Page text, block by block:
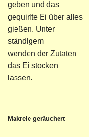
geben und das
gequirlte Ei über alles
gießen. Unter
ständigem
wenden der Zutaten
das Ei stocken
lassen.
Makrele geräuchert